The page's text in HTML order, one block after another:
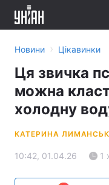
Новини › Цікавинки
Ця звичка
можна
холодну
КАТЕРИНА
10:42, 01.04.26 1